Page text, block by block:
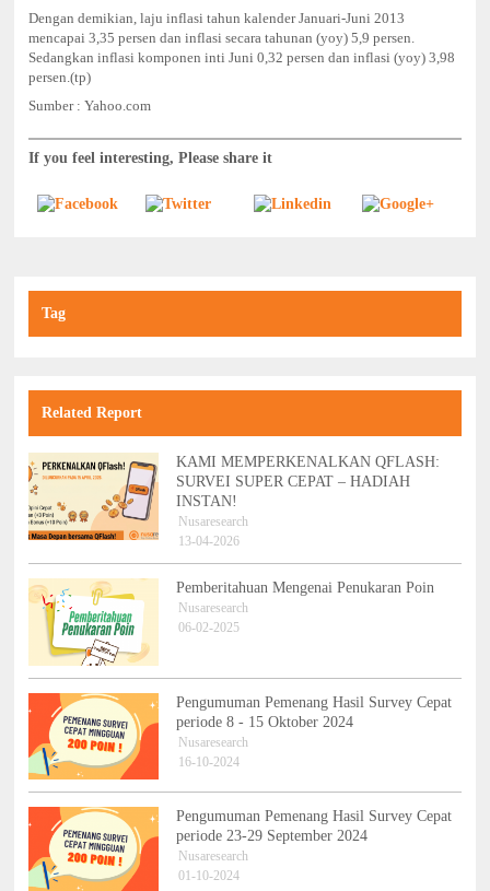
Dengan demikian, laju inflasi tahun kalender Januari-Juni 2013
mencapai 3,35 persen dan inflasi secara tahunan (yoy) 5,9 persen.
Sedangkan inflasi komponen inti Juni 0,32 persen dan inflasi (yoy) 3,98
persen.(tp)
Sumber : Yahoo.com
If you feel interesting, Please share it
Tag
Related Report
KAMI MEMPERKENALKAN QFLASH:
SURVEI SUPER CEPAT – HADIAH
INSTAN!
Nusaresearch
13-04-2026
Pemberitahuan Mengenai Penukaran Poin
Nusaresearch
06-02-2025
Pengumuman Pemenang Hasil Survey Cepat
periode 8 - 15 Oktober 2024
Nusaresearch
16-10-2024
Pengumuman Pemenang Hasil Survey Cepat
periode 23-29 September 2024
Nusaresearch
01-10-2024